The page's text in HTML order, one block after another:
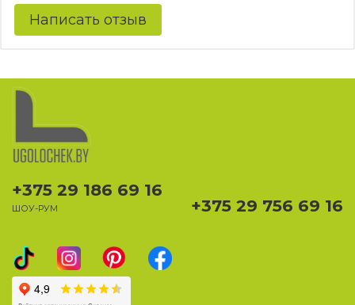
Написать отзыв
+375 29 186 69 16
ШОУ-РУМ +375 29 756 69 16